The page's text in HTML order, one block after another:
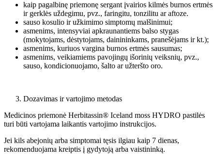
kaip pagalbinę priemonę sergant įvairios kilmės burnos ertmės
ir gerklės uždegimu, pvz., faringitu, tonzilitu ar aftoze.
sauso kosulio ir užkimimo simptomų malšinimui;
asmenims, intensyviai apkraunantiems balso stygas
(mokytojams, dėstytojams, dainininkams, pranešėjams ir kt.);
asmenims, kuriuos vargina burnos ertmės sausumas;
asmenims, veikiamiems pavojingų išorinių veiksnių, pvz.,
sauso, kondicionuojamo, šalto ar užteršto oro.
Dozavimas ir vartojimo metodas
Medicinos priemonė Herbitassin® Iceland moss HYDRO pastilės
turi būti vartojama laikantis vartojimo instrukcijos.
Jei kils abejonių arba simptomai tęsis ilgiau kaip 7 dienas,
rekomenduojama kreiptis į gydytoją arba vaistininką.